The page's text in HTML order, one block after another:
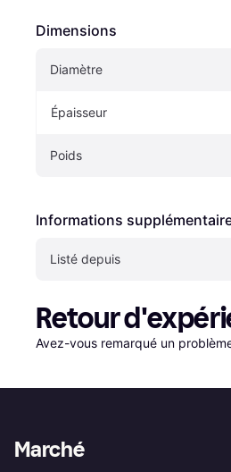
Dimensions
Diamètre
Épaisseur
Poids
Informations
Listé depuis
Retour
Avez-vous remarqué un
Marché